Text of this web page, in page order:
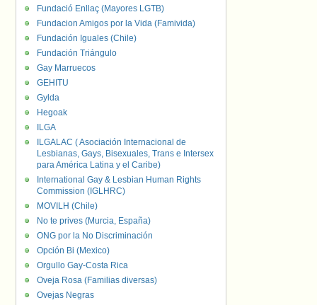
Fundació Enllaç (Mayores LGTB)
Fundacion Amigos por la Vida (Famivida)
Fundación Iguales (Chile)
Fundación Triángulo
Gay Marruecos
GEHITU
Gylda
Hegoak
ILGA
ILGALAC ( Asociación Internacional de
Lesbianas, Gays, Bisexuales, Trans e Intersex
para América Latina y el Caribe)
International Gay & Lesbian Human Rights
Commission (IGLHRC)
MOVILH (Chile)
No te prives (Murcia, España)
ONG por la No Discriminación
Opción Bi (Mexico)
Orgullo Gay-Costa Rica
Oveja Rosa (Familias diversas)
Ovejas Negras